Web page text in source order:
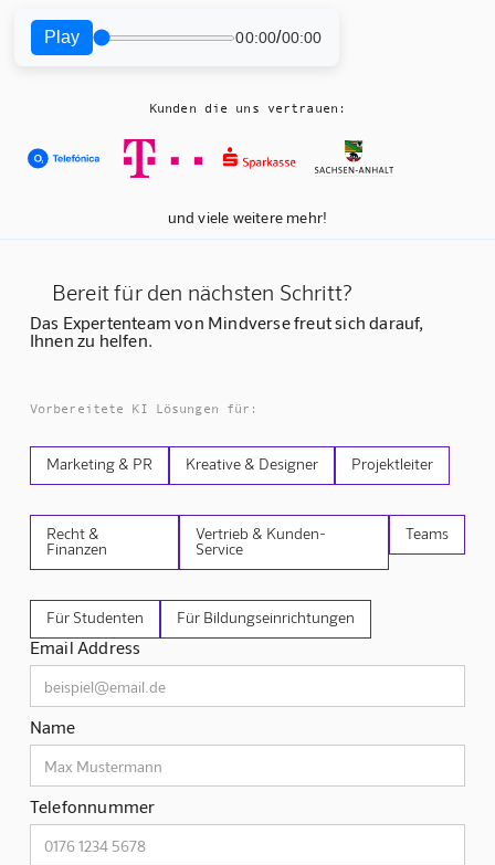
Play 00:00/00:00
Kunden die uns vertrauen:
und viele weitere mehr!
Bereit für den nächsten Schritt?
Das Expertenteam von Mindverse freut sich darauf,
Ihnen zu helfen.
Vorbereitete KI Lösungen für:
Marketing & PR Kreative & Designer Projektleiter
Recht &
Finanzen
Vertrieb & Kunden-
Service
Teams
Für Studenten Für Bildungseinrichtungen
Email Address
Name
Telefonnummer